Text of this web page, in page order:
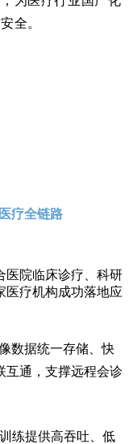
全。
疗全链路
医院临床诊疗、科研
医疗机构成功落地应
数据统一存储、快
互通，支撑远程会诊
练提供高吞吐、低